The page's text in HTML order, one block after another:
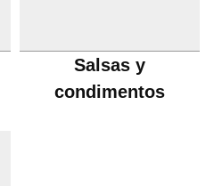
Salsas y
condimentos